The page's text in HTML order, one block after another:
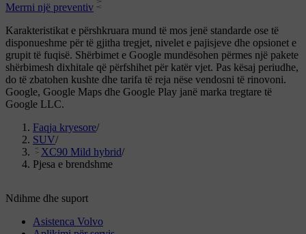
Merrni një preventiv
Karakteristikat e përshkruara mund të mos jenë standarde ose të
disponueshme për të gjitha tregjet, nivelet e pajisjeve dhe opsionet e
grupit të fuqisë. Shërbimet e Google mundësohen përmes një pakete
shërbimesh dixhitale që përfshihet për katër vjet. Pas kësaj periudhe,
do të zbatohen kushte dhe tarifa të reja nëse vendosni të rinovoni.
Google, Google Maps dhe Google Play janë marka tregtare të
Google LLC.
Faqja kryesore/
SUV/
XC90 Mild hybrid/
Pjesa e brendshme